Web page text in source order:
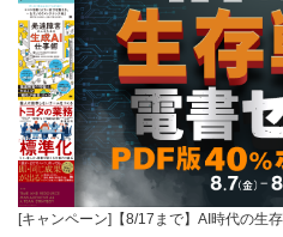
[キャンペーン]【8/17まで】AI時代の生